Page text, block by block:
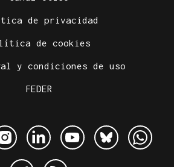
de privacidad
de cookies
y condiciones de uso
FEDER